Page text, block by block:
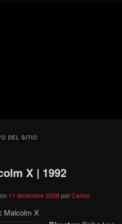
DEL SITIO
X | 1992
11 diciembre 2008 porCarlos
Malcolm X